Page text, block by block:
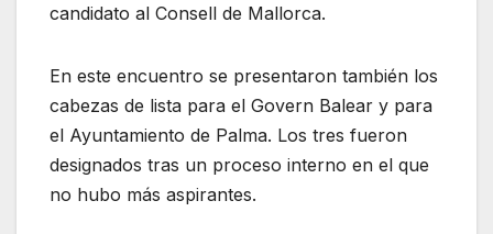
candidato al Consell de Mallorca.
En este encuentro se presentaron también los
cabezas de lista para el Govern Balear y para
el Ayuntamiento de Palma. Los tres fueron
designados tras un proceso interno en el que
no hubo más aspirantes.